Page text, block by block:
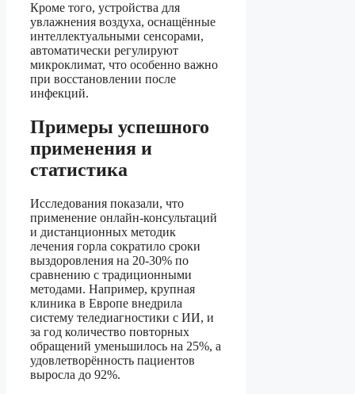
Кроме того, устройства для
увлажнения воздуха, оснащённые
интеллектуальными сенсорами,
автоматически регулируют
микроклимат, что особенно важно
при восстановлении после
инфекций.
Примеры успешного
применения и
статистика
Исследования показали, что
применение онлайн-консультаций
и дистанционных методик
лечения горла сократило сроки
выздоровления на 20-30% по
сравнению с традиционными
методами. Например, крупная
клиника в Европе внедрила
систему теледиагностики с ИИ, и
за год количество повторных
обращений уменьшилось на 25%, а
удовлетворённость пациентов
выросла до 92%.